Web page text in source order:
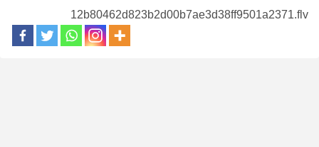
12b80462d823b2d00b7ae3d38ff9501a2371.flv